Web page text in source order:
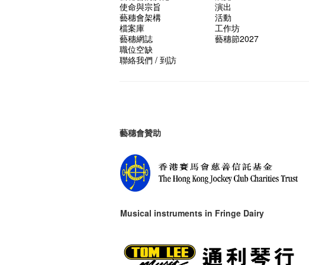
使命與宗旨
藝穗會架構
檔案庫
藝穗網誌
職位空缺
聯絡我們 / 到訪
演出
活動
工作坊
藝穗節2027
藝穗會贊助
Musical instruments in Fringe Dairy